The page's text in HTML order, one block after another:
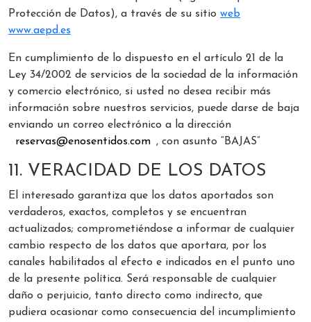
Protección de Datos), a través de su sitio web
www.aepd.es
En cumplimiento de lo dispuesto en el artículo 21 de la
Ley 34/2002 de servicios de la sociedad de la información
y comercio electrónico, si usted no desea recibir más
información sobre nuestros servicios, puede darse de baja
enviando un correo electrónico a la dirección
reservas@enosentidos.com , con asunto “BAJAS”
11. VERACIDAD DE LOS DATOS
El interesado garantiza que los datos aportados son
verdaderos, exactos, completos y se encuentran
actualizados; comprometiéndose a informar de cualquier
cambio respecto de los datos que aportara, por los
canales habilitados al efecto e indicados en el punto uno
de la presente política. Será responsable de cualquier
daño o perjuicio, tanto directo como indirecto, que
pudiera ocasionar como consecuencia del incumplimiento